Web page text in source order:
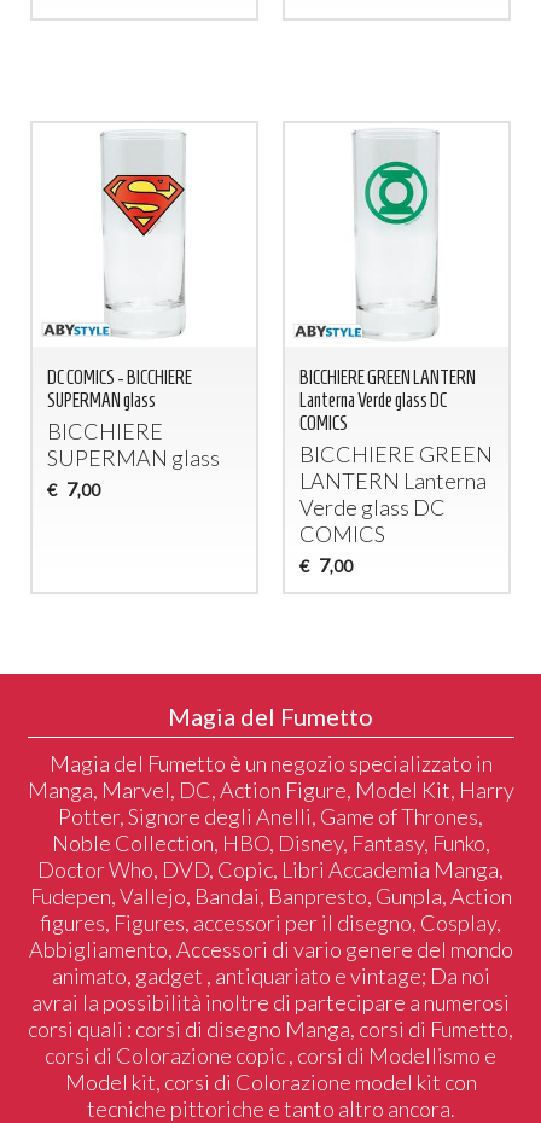
DC COMICS - BICCHIERE
SUPERMAN glass
BICCHIERE
SUPERMAN glass
€ 7,00
BICCHIERE GREEN LANTERN
Lanterna Verde glass DC
COMICS
BICCHIERE GREEN
LANTERN Lanterna
Verde glass DC
COMICS
€ 7,00
Magia del Fumetto
Magia del Fumetto è un negozio specializzato in
Manga, Marvel, DC, Action Figure, Model Kit, Harry
Potter, Signore degli Anelli, Game of Thrones,
Noble Collection, HBO, Disney, Fantasy, Funko,
Doctor Who, DVD, Copic, Libri Accademia Manga,
Fudepen, Vallejo, Bandai, Banpresto, Gunpla, Action
figures, Figures, accessori per il disegno, Cosplay,
Abbigliamento, Accessori di vario genere del mondo
animato, gadget , antiquariato e vintage; Da noi
avrai la possibilità inoltre di partecipare a numerosi
corsi quali : corsi di disegno Manga, corsi di Fumetto,
corsi di Colorazione copic , corsi di Modellismo e
Model kit, corsi di Colorazione model kit con
tecniche pittoriche e tanto altro ancora.